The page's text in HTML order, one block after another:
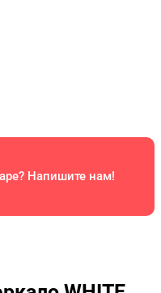
Напишите нам!